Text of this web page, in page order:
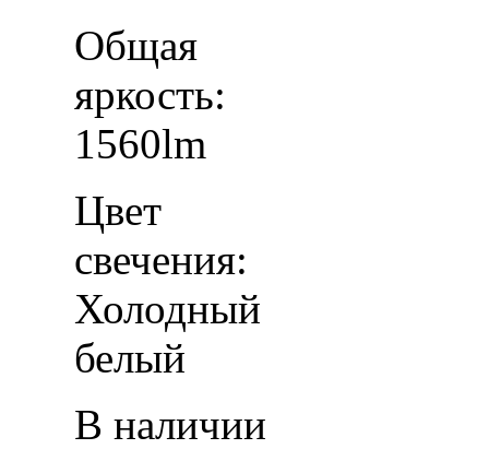
Общая
яркость:
1560lm
Цвет
свечения:
Холодный
белый
В наличии